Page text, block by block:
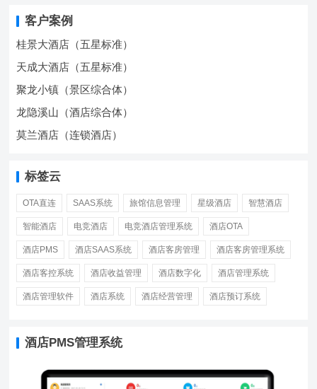
客户案例
桂景大酒店（五星标准）
天成大酒店（五星标准）
聚龙小镇（景区综合体）
龙隐溪山（酒店综合体）
莫兰酒店（连锁酒店）
标签云
OTA直连 SAAS系统 旅馆信息管理 星级酒店 智慧酒店
智能酒店 电竞酒店 电竞酒店管理系统 酒店OTA
酒店PMS 酒店SAAS系统 酒店客房管理 酒店客房管理系统
酒店客控系统 酒店收益管理 酒店数字化 酒店管理系统
酒店管理软件 酒店系统 酒店经营管理 酒店预订系统
酒店PMS管理系统